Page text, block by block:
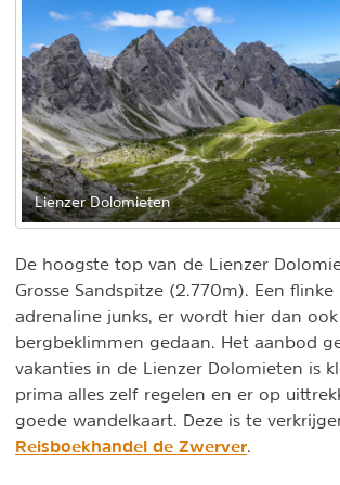
Lienzer Dolomieten
De hoogste top van de Lienzer
Grosse Sandspitze (2.770m). Een
adrenaline junks, er wordt hier dan ook
bergbeklimmen gedaan. Het aanbod
vakanties in de Lienzer Dolomieten is
prima alles zelf regelen en er op
goede wandelkaart. Deze is te
Reisboekhandel de Zwerver